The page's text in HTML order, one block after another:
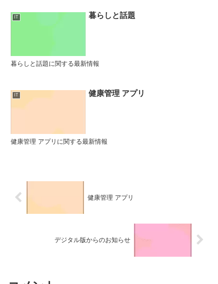
IT 暮らしと話題
暮らしと話題に関する最新情報
IT 健康管理 アプリ
健康管理 アプリに関する最新情報
健康管理 アプリ
デジタル版からのお知らせ